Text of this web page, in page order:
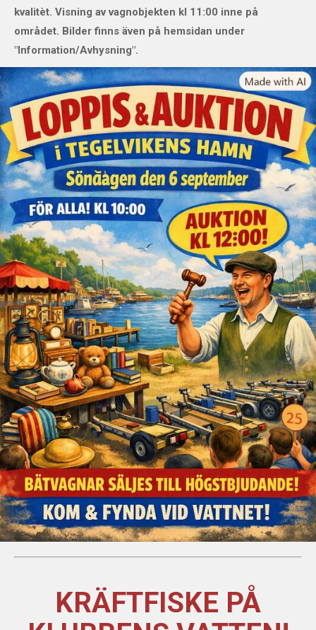
kvalitèt. Visning av vagnobjekten kl 11:00 inne på
området. Bilder finns även på hemsidan under
"Information/Avhysning".
KRÄFTFISKE PÅ